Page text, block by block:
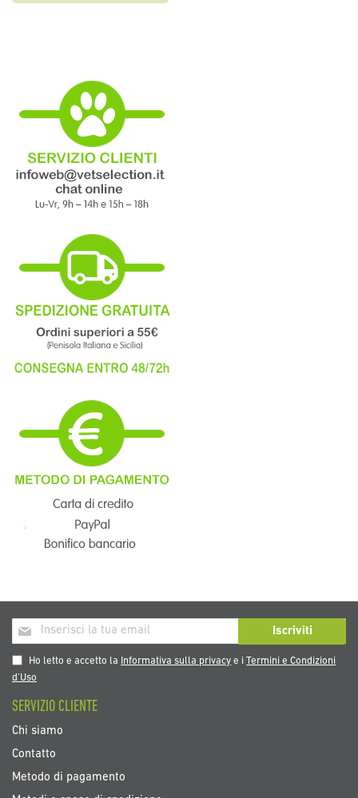
Iscriviti
alla
nostra
Newsletter:
Iscriviti
Ho letto e accetto la Informativa sulla privacy e i
Termini e Condizioni
d’Uso
SERVIZIO CLIENTE
Chi siamo
Contatto
Metodo di pagamento